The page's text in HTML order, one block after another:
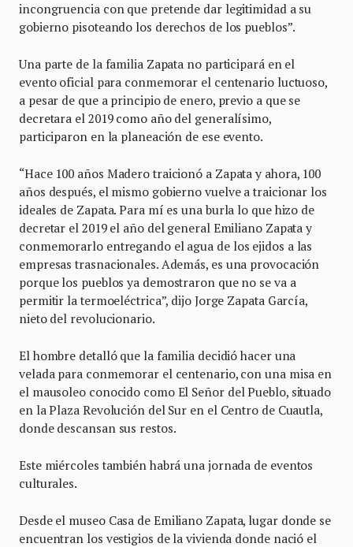
incongruencia con que pretende dar legitimidad a su
gobierno pisoteando los derechos de los pueblos”.
Una parte de la familia Zapata no participará en el
evento oficial para conmemorar el centenario luctuoso,
a pesar de que a principio de enero, previo a que se
decretara el 2019 como año del generalísimo,
participaron en la planeación de ese evento.
“Hace 100 años Madero traicionó a Zapata y ahora, 100
años después, el mismo gobierno vuelve a traicionar los
ideales de Zapata. Para mí es una burla lo que hizo de
decretar el 2019 el año del general Emiliano Zapata y
conmemorarlo entregando el agua de los ejidos a las
empresas trasnacionales. Además, es una provocación
porque los pueblos ya demostraron que no se va a
permitir la termoeléctrica”, dijo Jorge Zapata García,
nieto del revolucionario.
El hombre detalló que la familia decidió hacer una
velada para conmemorar el centenario, con una misa en
el mausoleo conocido como El Señor del Pueblo, situado
en la Plaza Revolución del Sur en el Centro de Cuautla,
donde descansan sus restos.
Este miércoles también habrá una jornada de eventos
culturales.
Desde el museo Casa de Emiliano Zapata, lugar donde se
encuentran los vestigios de la vivienda donde nació el